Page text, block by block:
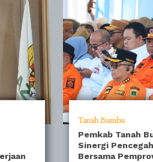
Tanah Bumbu
Pemkab Tanah
Sinergi
Bersama